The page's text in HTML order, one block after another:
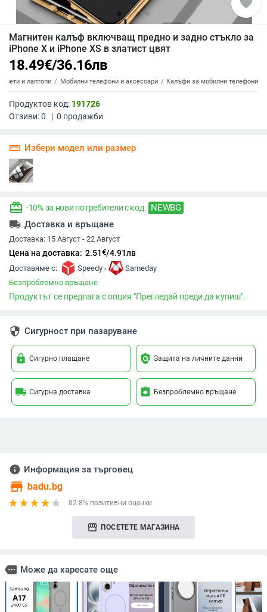
favorite
Магнитен калъф включващ предно и задно стъкло за
iPhone X и iPhone XS в златист цвят
18.49€/36.16лв
и лаптопи Мобилни телефони и аксесоари Калъфи за мобилни телефони
Продуктов код: 191726
Отзиви:0 | 0 продажби
straighten Избери модел или размер
redeem -10% за нови потребители с код: NEWBG
local_shipping Доставка и връщане
Доставка: 15 Август - 22 Август
Цена на доставка: 2.51€/4.91лв
Доставяме с: Speedy ,
Sameday
Безпроблемно връщане
Продуктът се предлага с опция "Прегледай преди да купиш".
security Сигурност при пазаруване
lock Сигурно плащане policy Защита на личните данни
local_shipping Сигурна доставка assignment_return Безпроблемно връщане
info Информация за търговец
store badu.bg
82.8% позитивни оценки
storefront ПОСЕТЕТЕ МАГАЗИНА
more Може да харесате още